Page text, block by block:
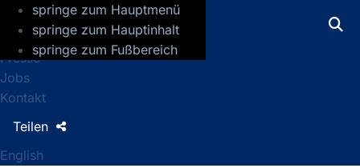
springe zum Hauptmenü
springe zum Hauptinhalt
springe zum Fußbereich
GFZ Helmholtz-Zentrum für
Presse
Jobs
Kontakt
English
Teilen